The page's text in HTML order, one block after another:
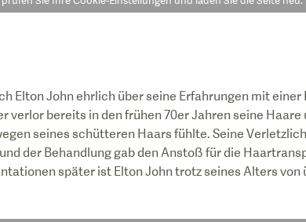
Elton John ehrlich über seine Erfahrungen mit
verlor bereits in den frühen 70er Jahren seine Haare
seines schütteren Haars fühlte. Seine
der Behandlung gab den Anstoß für die
später ist Elton John trotz seines Alters von